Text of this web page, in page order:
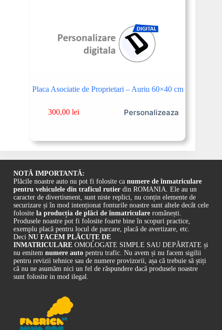
Placa Asociatie de Proprietari – Auriu 60×40 cm
300,00lei Personalizeaza
NOTĂ IMPORTANTĂ:
Plăcile noastre auto nu pot fi folosite ca numere de înmatriculare
pentru vehiculele din traficul rutierdin ROMANIA. Ele au un
caracter de divertisment, sunt niste replici, nu conțin elemente de
securizare și în mod intenționat fonturile noastre sunt altele decât cele
folosite la producția de plăci de înmatriculareromânești.
Produsele noastre pot fi folosite foarte bine în scopuri practice,
exemplu placă pentru locul de parcare, placă de avertizare, etc.
Deci NU FACEM PLĂCUȚE DE
INMATRICULAREOMOLOGATE SIMPLE SAU DEPĂRTATE și
nu emitem numere autopentru trafic. Nu avem și nu facem sigilii
pentru revizii tehnice sau de numere provizorii, așa că trebuie să știți
că nu ne asumăm nici un fel de răspundere dacă produsele noastre
sunt folosite in mod ilegal.